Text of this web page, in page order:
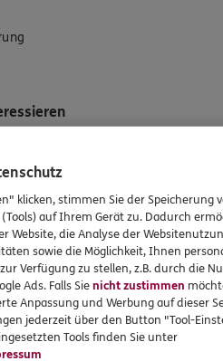
klicken, stimmen Sie der Speicherung
auf Ihrem Gerät zu. Dadurch
Website, die Analyse der
sowie die Möglichkeit, Ihnen
Verfügung zu stellen, z.B. durch die
Ads. Falls Sienicht zustimmen
Anpassung und Werbung auf dieser
jederzeit über den Button "Tool-
Tools finden Sie unter